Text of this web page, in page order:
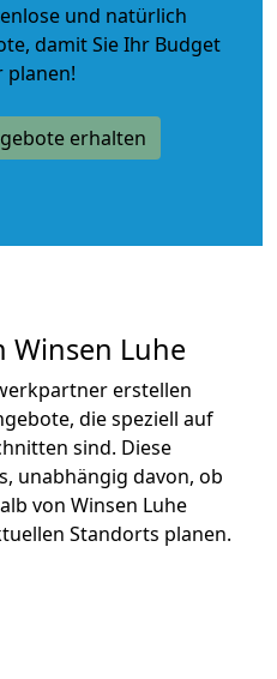
und natürlich
, damit Sie Ihr Budget
planen!
erhalten
Winsen Luhe
erstellen
die speziell auf
sind. Diese
unabhängig davon, ob
von Winsen Luhe
Standorts planen.